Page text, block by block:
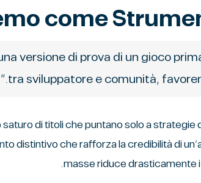
come
versione di prova di un gioco
tra sviluppatore e comunità,
di titoli che puntano solo a
distintivo che rafforza la credibilità di
masse riduce drasticamente